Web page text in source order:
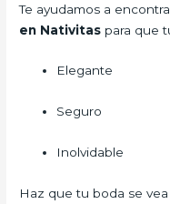
Te ayudamos a
en Nativitas para que
Elegante
Seguro
Inolvidable
Haz que tu boda se